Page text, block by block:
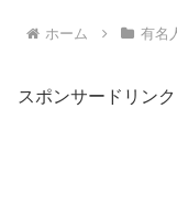
ホーム 有名
スポンサードリンク